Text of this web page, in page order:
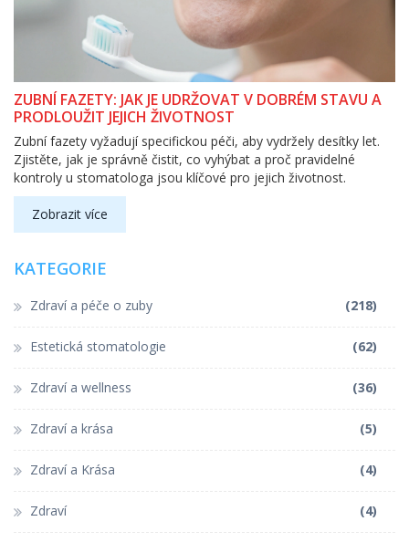
ZUBNÍ FAZETY: JAK JE UDRŽOVAT V DOBRÉM STAVU A
PRODLOUŽIT JEJICH ŽIVOTNOST
Zubní fazety vyžadují specifickou péči, aby vydržely desítky let.
Zjistěte, jak je správně čistit, co vyhýbat a proč pravidelné
kontroly u stomatologa jsou klíčové pro jejich životnost.
Zobrazit více
KATEGORIE
Zdraví a péče o zuby (218)
Estetická stomatologie (62)
Zdraví a wellness (36)
Zdraví a krása (5)
Zdraví a Krása (4)
Zdraví (4)